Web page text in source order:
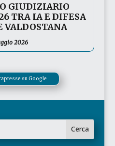
GIUDIZIARIO
TRA IA E DIFESA
VALDOSTANA
2026
su Google